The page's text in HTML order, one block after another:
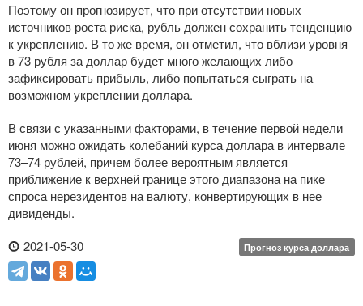
Поэтому он прогнозирует, что при отсутствии новых
источников роста риска, рубль должен сохранить тенденцию
к укреплению. В то же время, он отметил, что вблизи уровня
в 73 рубля за доллар будет много желающих либо
зафиксировать прибыль, либо попытаться сыграть на
возможном укреплении доллара.
В связи с указанными факторами, в течение первой недели
июня можно ожидать колебаний курса доллара в интервале
73–74 рублей, причем более вероятным является
приближение к верхней границе этого диапазона на пике
спроса нерезидентов на валюту, конвертирующих в нее
дивиденды.
2021-05-30
Прогноз курса доллара